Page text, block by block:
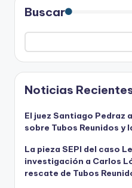
Buscar
Noticias
El juez Santiago Pedraz
sobre Tubos Reunidos y
La pieza SEPI del caso
investigación a Carlos
rescate de Tubos